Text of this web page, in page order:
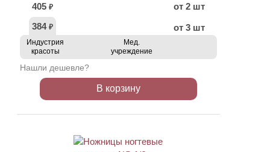
405 ₽
от 2 шт
384 ₽ от 3 шт
Индустрия
красоты
Мед.
учреждение
Нашли дешевле?
В корзину